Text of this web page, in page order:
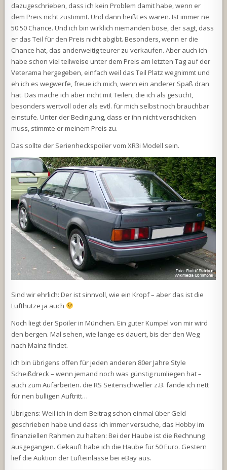
dazugeschrieben, dass ich kein Problem damit habe, wenn er
dem Preis nicht zustimmt. Und dann heißt es waren. Ist immer ne
50:50 Chance. Und ich bin wirklich niemanden böse, der sagt, dass
er das Teil für den Preis nicht abgibt. Besonders, wenn er die
Chance hat, das anderweitig teurer zu verkaufen. Aber auch ich
habe schon viel teilweise unter dem Preis am letzten Tag auf der
Veterama hergegeben, einfach weil das Teil Platz wegnimmt und
eh ich es wegwerfe, freue ich mich, wenn ein anderer Spaß dran
hat. Das mache ich aber nicht mit Teilen, die ich als gesucht,
besonders wertvoll oder als evtl. für mich selbst noch brauchbar
einstufe. Unter der Bedingung, dass er ihn nicht verschicken
muss, stimmte er meinem Preis zu.
Das sollte der Serienheckspoiler vom XR3i Modell sein.
Sind wir ehrlich: Der ist sinnvoll, wie ein Kropf – aber das ist die
Lufthutze ja auch
Noch liegt der Spoiler in München. Ein guter Kumpel von mir wird
den bergen. Mal sehen, wie lange es dauert, bis der den Weg
nach Mainz findet.
Ich bin übrigens offen für jeden anderen 80er Jahre Style
Scheißdreck – wenn jemand noch was günstig rumliegen hat –
auch zum Aufarbeiten. die RS Seitenschweller z.B. fände ich nett
für nen bulligen Auftritt…
Übrigens: Weil ich in dem Beitrag schon einmal über Geld
geschrieben habe und dass ich immer versuche, das Hobby im
finanziellen Rahmen zu halten: Bei der Haube ist die Rechnung
ausgegangen. Gekauft habe ich die Haube für 50 Euro. Gestern
lief die Auktion der Lufteinlässe bei eBay aus.